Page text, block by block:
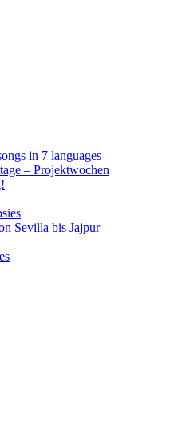
in 7 languages
– Projektwochen
Sevilla bis Jajpur